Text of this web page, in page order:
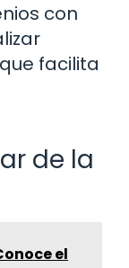
con
facilita
de la
el